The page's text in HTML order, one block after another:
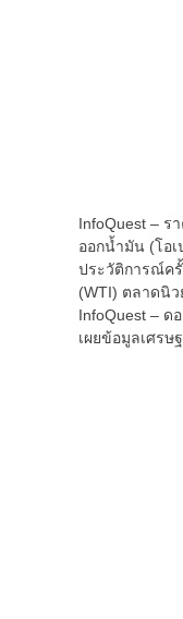
InfoQuest – ร
ออกน้ำมัน (โอ
ประวัติการณ์ค
(WTI) ตลาดนิ
InfoQuest – ด
เผยข้อมูลเศรษ